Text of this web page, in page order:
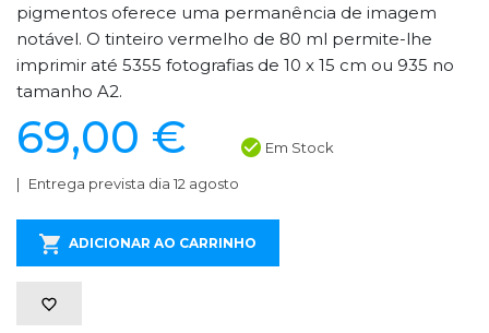
pigmentos oferece uma permanência de imagem
notável. O tinteiro vermelho de 80 ml permite-lhe
imprimir até 5355 fotografias de 10 x 15 cm ou 935 no
tamanho A2.
69,00 € Em Stock
Entrega prevista dia 12 agosto
ADICIONAR AO CARRINHO